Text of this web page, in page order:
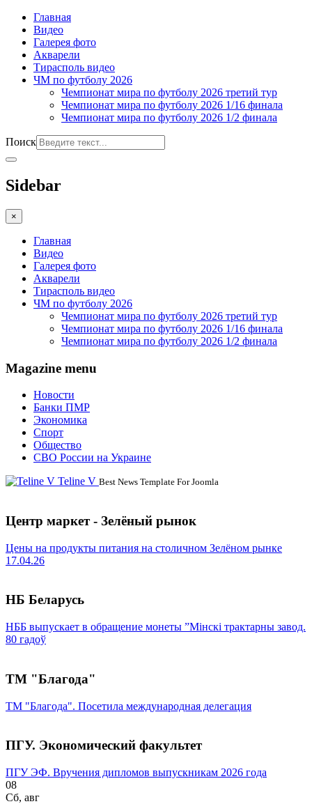
Главная
Видео
Галерея фото
Акварели
Тирасполь видео
ЧМ по футболу 2026
Чемпионат мира по футболу 2026 третий тур
Чемпионат мира по футболу 2026 1/16 финала
Чемпионат мира по футболу 2026 1/2 финала
Поиск
Sidebar
×
Главная
Видео
Галерея фото
Акварели
Тирасполь видео
ЧМ по футболу 2026
Чемпионат мира по футболу 2026 третий тур
Чемпионат мира по футболу 2026 1/16 финала
Чемпионат мира по футболу 2026 1/2 финала
Magazine menu
Новости
Банки ПМР
Экономика
Спорт
Общество
СВО России на Украине
Teline V Best News Template For Joomla
Центр маркет - Зелёный рынок
Цены на продукты питания на столичном Зелёном рынке
17.04.26
НБ Беларусь
НББ выпускает в обращение монеты ”Мінскі трактарны завод.
80 гадоў
ТМ "Благода"
ТМ "Благода". Посетила международная делегация
ПГУ. Экономический факультет
ПГУ ЭФ. Вручения дипломов выпускникам 2026 года
08
Сб, авг